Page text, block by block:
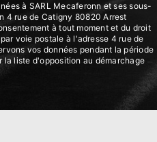
à SARL Mecaferonn et ses sous-
4 rue de Catigny 80820 Arrest
à tout moment et du droit
voie postale à l'adresse 4 rue de
vos données pendant la période
la liste d'opposition au démarchage